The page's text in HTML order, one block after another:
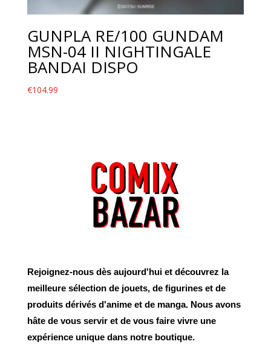
GUNPLA RE/100 GUNDAM
MSN-04 II NIGHTINGALE
BANDAI DISPO
€104.99
Rejoignez-nous dès aujourd'hui et découvrez la
meilleure sélection de jouets, de figurines et de
produits dérivés d'anime et de manga. Nous avons
hâte de vous servir et de vous faire vivre une
expérience unique dans notre boutique.